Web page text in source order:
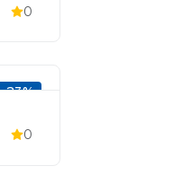
0
-23%
0